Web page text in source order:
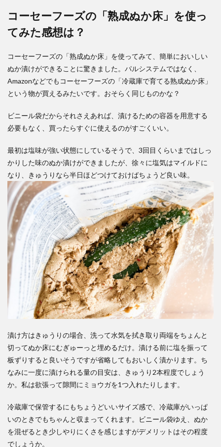
コーセーフーズの「熟成ぬか床」を使っ
てみた感想は？
コーセーフーズの「熟成ぬか床」を使ってみて、簡単においしい
ぬか漬けができることに驚きました。パルシステムではなく、
Amazonなどでもコーセーフーズの「冷蔵庫で育てる熟成ぬか床」
という物が買えるみたいです。おそらく同じものかな？
ビニール袋だからそれさえあれば、漬けるための容器を用意する
必要もなく、買ったらすぐに使えるのがすごくいい。
最初は塩味が強い状態にしているそうで、3回目くらいまではしっ
かりした味のぬか漬けができましたが、徐々に塩気はマイルドに
なり、きゅうりなら半日ほどつけておけばちょうど良い味。
漬け方はきゅうりの場合、洗って水気を拭き取り両端をちょんと
切ってぬか床にむぎゅーっと埋めるだけ。漬ける前に塩を振って
板ずりすると良いそうですが省略してもおいしく漬かります。ち
なみに一度に漬けられる量の目安は、きゅうり2本程度でしょう
か。私は欲張って隙間にミョウガを1つ入れたりします。
冷蔵庫で保管するにもちょうどいいサイズ感で、冷蔵庫がいっぱ
いのときでもちゃんと収まってくれます。ビニール袋ゆえ、ぬか
を混ぜるとき少しやりにくさを感じますがデメリットはその程度
でしょうか。